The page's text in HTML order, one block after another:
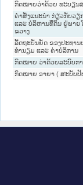
ກົດໝາຍວ່າດ້ວຍ ທະບຽນ
ຄຳສັ່ງແນະນຳ ກ່ຽວກັບວຽ
ແລະ ບໍລິຫານທີ່ດິນ ຢູ່ພາຍ
ຂວາງ
ລັັດຖະບັນຍັດ ຂອງປະທານ
ທຳນຽມ ແລະ ຄ່າບໍລິການ
ກົດໝາຍ ວ່າດ້ວຍລະບົບກ
ກົດໝາຍ ອາຍາ ( ສະບັບປັ